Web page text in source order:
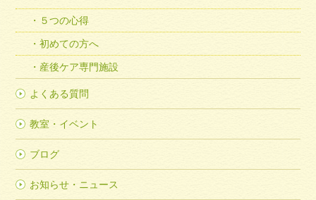
５つの心得
初めての方へ
産後ケア専門施設
よくある質問
教室・イベント
ブログ
お知らせ・ニュース